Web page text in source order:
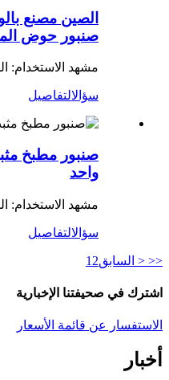
الصين مصنع
صنبور حوض
مشهد الاستخدام:
سؤالالتفاصيل
صنبور مطبخ
واحد
مشهد الاستخدام:
سؤالالتفاصيل
<< < السابق 1 2
اشترك في صحيفتنا الإخبارية
الاستفسار عن قائمة الأسعار
أخبار